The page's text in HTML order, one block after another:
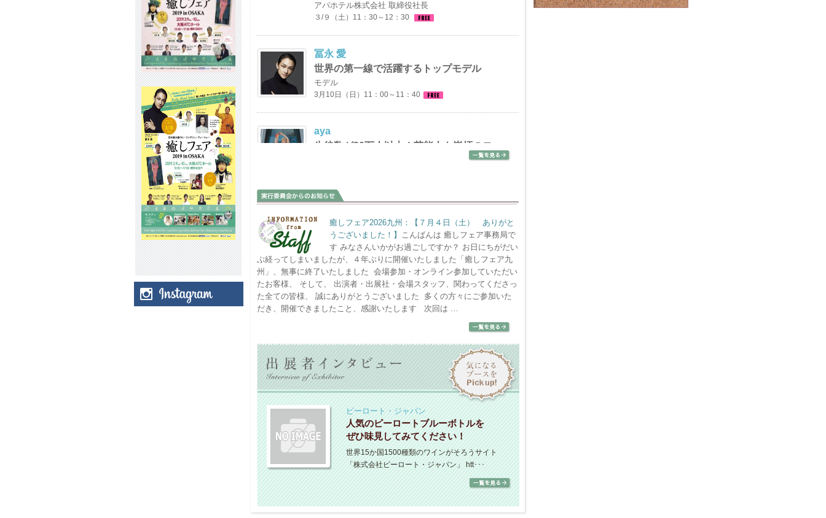
愛と調和を人々に伝えるビジョナリーリーダー「ヤンタラジロー」さん
の出演が決定致しました!!
2011年から８年ぶりに世界で活躍するトップモデル「冨永 愛」さんの出
演が決定しました！
2019.01.24
ハリウッドセレブから厚い信頼を得る人生コーチ「ゲーリー・クィー
ン」の出演が決定しました！
2019.01.17
100万部のベストセラー『チャクラ～癒しへの道』著者でホリスティック
ヘルスの第一人者「クリスティン・ペイジ」医学博士の出演が決定しま
2019.01.17
英国大人気ミディアム『キース・ビーハン』氏のワークショップ詳細が
決定しました!!
2019.01.16
「ボイジャータロット」作者「ジェームス・ワンレス」博士のワークシ
ョップ詳細が決定しました！
2019.01.16
動物達と意思の疎通を図る、アニマルコミュニケーター『嵯峨あいらさ
ん』 癒しフェア2019 in OSAKA 出演決定しました!!
2019.01.09
ファビラスな美しさの圧倒的オーラは女性たちの憧れ。セレブリティラ
アパホテル株式会社 取締役社長
３/９（土）11：30～12：30
冨永 愛
世界の第一線で活躍するトップモデル
モデル
3月10日（日）11：00～11：40
aya
生徒数が30万人以上！芸能人も崇拝のヨ
【有料ワークショップ】3/10（日）14:00～15:10
ダニー・クルシガラ×穴口恵子×本郷綜海
癒しフェアならではの夢の顔合わせが実
現！サクセスストーリーを歩む3名による
トークショー
エグゼクティブ& サクセ スコーチング×スピリアル
ダニー・クルシガラ
アメリカでNo.1のSuccess Coach
Jack Canfieldとの共著「Road to
Success」はベストセラー
ベストセラー作家、起業家
【無料コラボトークショー】3月９日（土）13:45～
15:00
【無料講演】3月９日（土）15：30～16：30
【有料ワークショップ】3月10日（日）12：00～14：
00
【個人セッション】３月8日（金）、10日（日）
癒しフェア2026九州：【７月４日（土） ありがと
うございました！】 こんばんは 癒しフェア事務局で
す みなさんいかがお過ごしですか？ お日にちがだい
ぶ経ってしまいましたが、４年ぶりに開催いたしました「癒しフェア九
州」、無事に終了いたしました 会場参加・オンライン参加していただい
たお客様、 そして、 出演者・出展社・会場スタッフ、関わってくださっ
た全ての皆様、 誠にありがとうございました 多くの方々にご参加いた
だき、開催できましたこと、感謝いたします 次回は …
ピーロート・ジャパン
人気のピーロートブルーボトルを
ぜひ味見してみてください！
世界15か国1500種類のワインがそろうサイト
「株式会社ピーロート・ジャパン」 htt･･･